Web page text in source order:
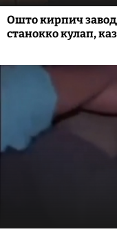
Ошто кирпич
станокко кулап,